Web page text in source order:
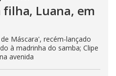
Luana, em
Máscara', recém-lançado
à madrinha do samba; Clipe
avenida